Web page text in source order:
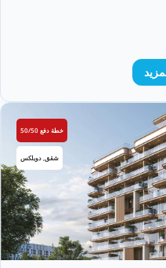
خطة دفع 50/50
شقق, دوبلكس